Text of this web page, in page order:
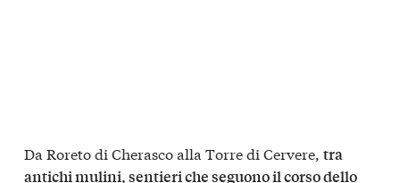
Da Roreto di Cherasco alla Torre di Cervere, tra
antichi mulini, sentieri che seguono il corso dello